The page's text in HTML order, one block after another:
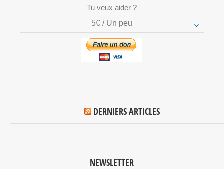
Tu veux aider ?
5€ / Un peu
DERNIERS ARTICLES
NEWSLETTER